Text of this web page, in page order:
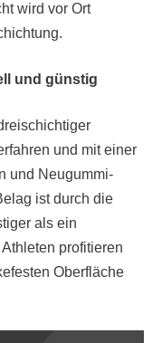
wird vor Ort
und günstig
und mit einer
und Neugummi-
ist durch die
als ein
profitieren
Oberfläche